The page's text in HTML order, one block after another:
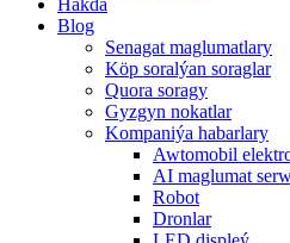
Hakda
Blog
Senagat maglumatlary
Köp soralýan soraglar
Quora soragy
Gyzgyn nokatlar
Kompaniýa habarlary
Awtomobil
AI maglumat
Robot
Dronlar